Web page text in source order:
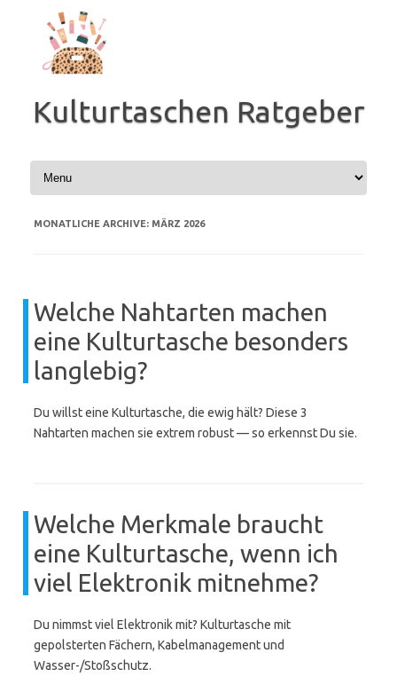
springen
Kulturtaschen Ratgeber
MONATLICHE ARCHIVE: MÄRZ 2026
Welche Nahtarten machen
eine Kulturtasche besonders
langlebig?
Du willst eine Kulturtasche, die ewig hält? Diese 3
Nahtarten machen sie extrem robust — so erkennst Du sie.
Welche Merkmale braucht
eine Kulturtasche, wenn ich
viel Elektronik mitnehme?
Du nimmst viel Elektronik mit? Kulturtasche mit
gepolsterten Fächern, Kabelmanagement und
Wasser-/Stoßschutz.